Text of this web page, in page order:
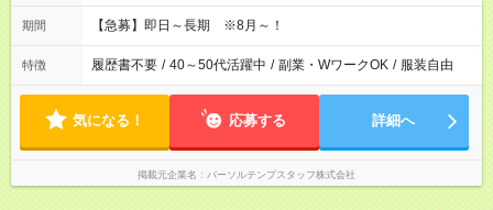
期間 【急募】即日～長期 ※8月～！
特徴 履歴書不要 / 40～50代活躍中 / 副業・WワークOK / 服装自由
気になる！ 応募する 詳細へ
掲載元企業名 パーソルテンプスタッフ株式会社